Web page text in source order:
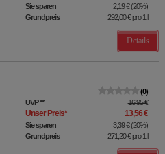
Sie sparen 2,19 €(20%)
Grundpreis
292,00 €pro 1 l
Details
0
UVP** 16,95 €
Unser Preis* 13,56 €
Sie sparen 3,39 €(20%)
Grundpreis
271,20 €pro 1 l